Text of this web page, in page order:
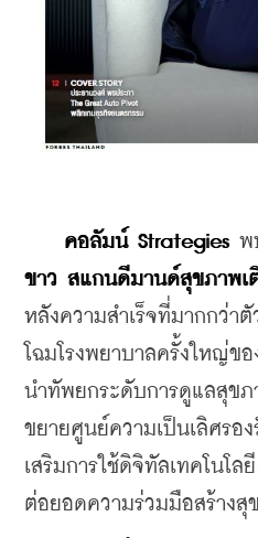
คอลัมน์ Strategies พ
ขาว สแกนดีมานด์สุขภาพ
หลังความสำเร็จที่มากกว่า
โฉมโรงพยาบาลครั้งใหญ่ข
นำทัพยกระดับการดูแลสุข
ขยายศูนย์ความเป็นเลิศรอ
เสริมการใช้ดิจิทัลเทคโนโ
ต่อยอดความร่วมมือสร้างสุ